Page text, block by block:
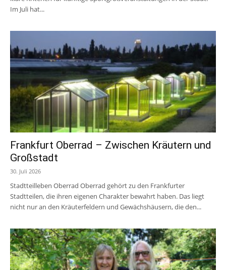
Im Juli hat...
Frankfurt Oberrad – Zwischen Kräutern und
Großstadt
30. Juli 2026
Stadtteilleben Oberrad Oberrad gehört zu den Frankfurter
Stadtteilen, die ihren eigenen Charakter bewahrt haben. Das liegt
nicht nur an den Kräuterfeldern und Gewächshäusern, die den...